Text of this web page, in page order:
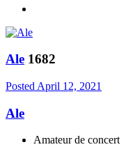
Ale 1682
Posted April 12, 2021
Ale
Amateur de concert